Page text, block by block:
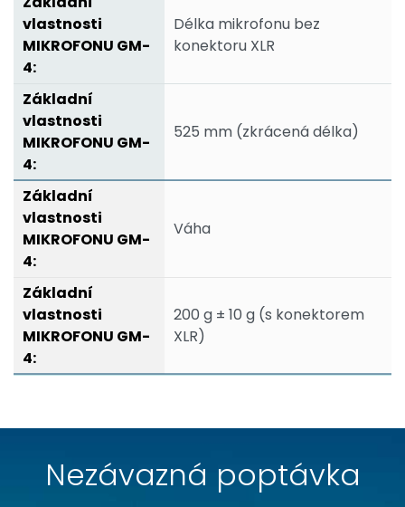
Délka mikrofonu bez
konektoru XLR
525 mm (zkrácená délka)
Váha
200 g ± 10 g (s konektorem
XLR)
Nezávazná poptávka